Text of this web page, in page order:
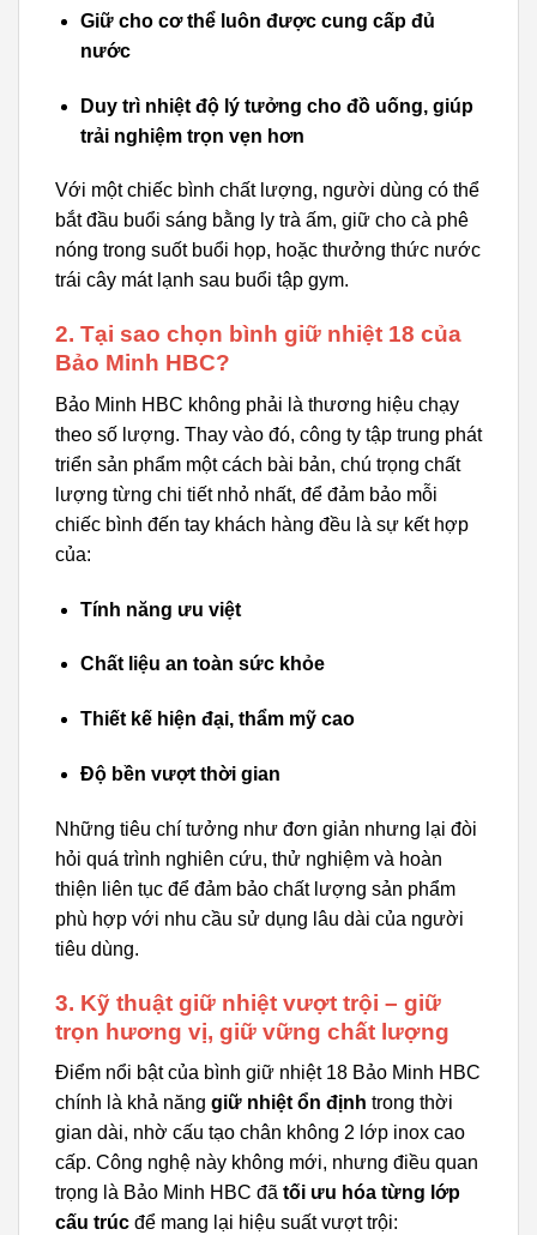
Giữ cho cơ thể luôn được cung cấp đủ
nước
Duy trì nhiệt độ lý tưởng cho đồ uống, giúp
trải nghiệm trọn vẹn hơn
Với một chiếc bình chất lượng, người dùng có thể
bắt đầu buổi sáng bằng ly trà ấm, giữ cho cà phê
nóng trong suốt buổi họp, hoặc thưởng thức nước
trái cây mát lạnh sau buổi tập gym.
2. Tại sao chọn bình giữ nhiệt 18 của
Bảo Minh HBC?
Bảo Minh HBC không phải là thương hiệu chạy
theo số lượng. Thay vào đó, công ty tập trung phát
triển sản phẩm một cách bài bản, chú trọng chất
lượng từng chi tiết nhỏ nhất, để đảm bảo mỗi
chiếc bình đến tay khách hàng đều là sự kết hợp
của:
Tính năng ưu việt
Chất liệu an toàn sức khỏe
Thiết kế hiện đại, thẩm mỹ cao
Độ bền vượt thời gian
Những tiêu chí tưởng như đơn giản nhưng lại đòi
hỏi quá trình nghiên cứu, thử nghiệm và hoàn
thiện liên tục để đảm bảo chất lượng sản phẩm
phù hợp với nhu cầu sử dụng lâu dài của người
tiêu dùng.
3. Kỹ thuật giữ nhiệt vượt trội – giữ
trọn hương vị, giữ vững chất lượng
Điểm nổi bật của bình giữ nhiệt 18 Bảo Minh HBC
chính là khả năng giữ nhiệt ổn định trong thời
gian dài, nhờ cấu tạo chân không 2 lớp inox cao
cấp. Công nghệ này không mới, nhưng điều quan
trọng là Bảo Minh HBC đã tối ưu hóa từng lớp
cấu trúc để mang lại hiệu suất vượt trội: